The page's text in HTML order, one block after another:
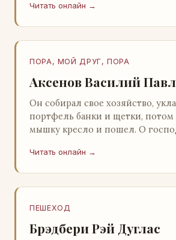
А. Алешин». …
Читать онлайн →
ПОРА, МОЙ ДРУГ, ПОРА
Аксенов Василий
Он собирал свое хозяйство,
портфель банки и щетки, потом
мышку кресло и пошел. О
заставлял…
Читать онлайн →
ПЕШЕХОД
Брэдбери Рэй Дуглас